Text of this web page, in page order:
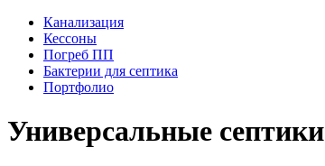
Канализация
Кессоны
Погреб ПП
Бактерии для септика
Портфолио
Универсальные септики